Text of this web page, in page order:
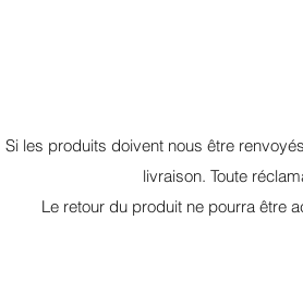
Si les produits doivent nous être
livraison. Toute
Le retour du produit ne pourra être